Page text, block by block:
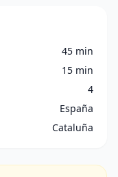
45 min
15 min
4
España
Cataluña